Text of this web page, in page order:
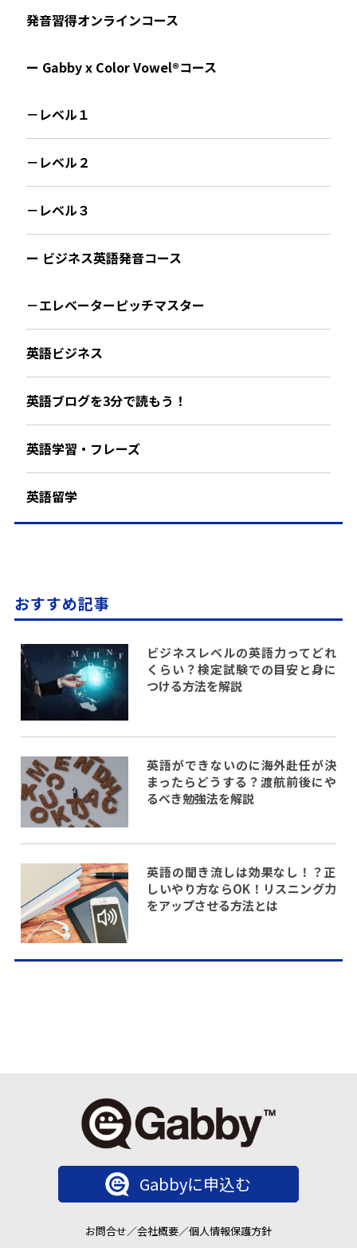
発音習得オンラインコース
ー Gabby x Color Vowel®︎コース
－レベル１
－レベル２
－レベル３
ー ビジネス英語発音コース
－エレベーターピッチマスター
英語ビジネス
英語ブログを3分で読もう！
英語学習・フレーズ
英語留学
おすすめ記事
ビジネスレベルの英語力ってどれ
くらい？検定試験での目安と身に
つける方法を解説
英語ができないのに海外赴任が決
まったらどうする？渡航前後にや
るべき勉強法を解説
英語の聞き流しは効果なし！？正
しいやり方ならOK！リスニング力
をアップさせる方法とは
Gabbyに申込む
お問合せ／会社概要／個人情報保護方針